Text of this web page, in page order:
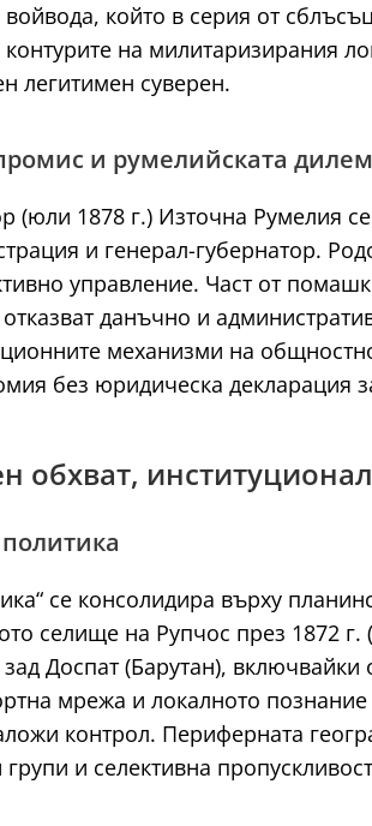
който в серия от
на милитаризирания
легитимен суверен.
и румелийската
(юли 1878 г.) Източна Румелия
и генерал-губернатор.
управление. Част от
данъчно и
механизми на
без юридическа декларация
обхват,
се консолидира върху
селище на Рупчос през 1872
Доспат (Барутан),
мрежа и локалното
контрол. Периферната
и селективна